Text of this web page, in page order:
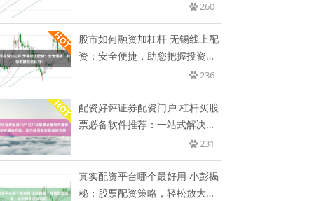
260
股市如何融资加杠杆 无锡线上配
资：安全便捷，助您把握投资良
236
配资好评证券配资门户 杠杆买股
票必备软件推荐：一站式解决方
231
真实配资平台哪个最好用 小彭揭
秘：股票配资策略，轻松放大投